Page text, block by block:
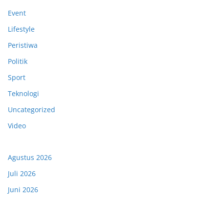
Event
Lifestyle
Peristiwa
Politik
Sport
Teknologi
Uncategorized
Video
Agustus 2026
Juli 2026
Juni 2026